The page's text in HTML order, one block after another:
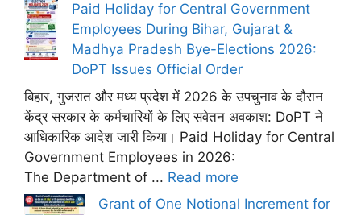
Paid Holiday for Central Government
Employees During Bihar, Gujarat &
Madhya Pradesh Bye-Elections 2026:
DoPT Issues Official Order
बिहार, गुजरात और मध्य प्रदेश में 2026 के उपचुनाव के दौरान
केंद्र सरकार के कर्मचारियों के लिए सवेतन अवकाश: DoPT ने
आधिकारिक आदेश जारी किया। Paid Holiday for Central
Government Employees in 2026:
The Department of ... Read more
Grant of One Notional Increment for